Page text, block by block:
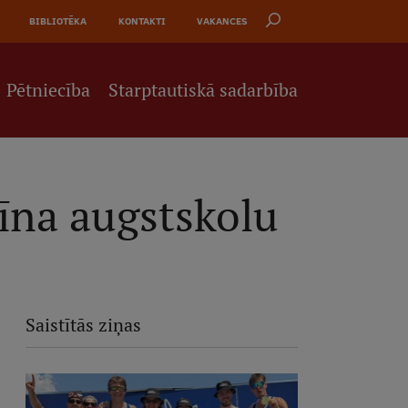
BIBLIOTĒKA KONTAKTI VAKANCES
Pētniecība Starptautiskā sadarbība
augstskolu
Saistītās ziņas